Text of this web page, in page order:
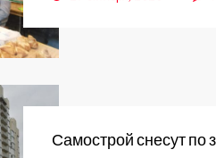
Самострой снесут по